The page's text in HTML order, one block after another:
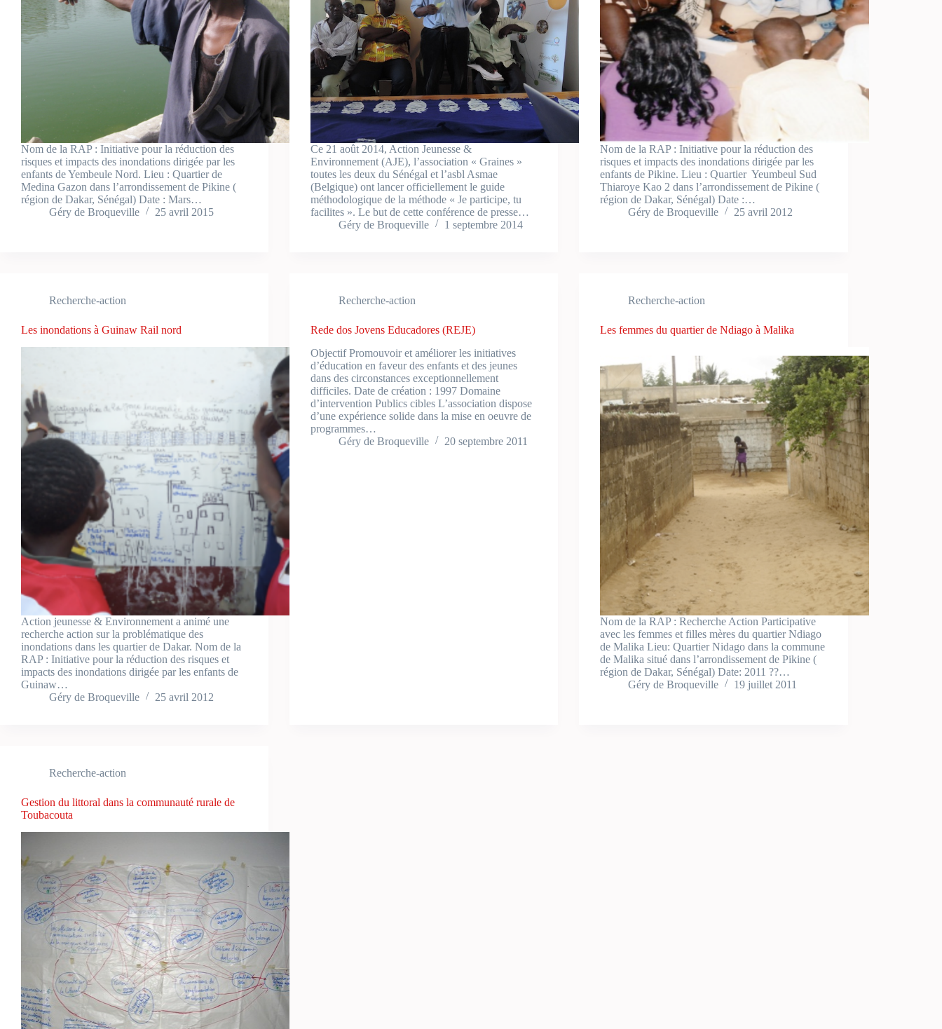
Nom de la RAP : Initiative pour la réduction des
risques et impacts des inondations dirigée par les
enfants de Yembeule Nord. Lieu : Quartier de
Medina Gazon dans l’arrondissement de Pikine (
région de Dakar, Sénégal) Date : Mars…
Géry de Broqueville
25 avril 2015
Ce 21 août 2014, Action Jeunesse &
Environnement (AJE), l’association « Graines »
toutes les deux du Sénégal et l’asbl Asmae
(Belgique) ont lancer officiellement le guide
méthodologique de la méthode « Je participe, tu
facilites ». Le but de cette conférence de presse…
Géry de Broqueville
1 septembre 2014
Nom de la RAP : Initiative pour la réduction des
risques et impacts des inondations dirigée par les
enfants de Pikine. Lieu : Quartier Yeumbeul Sud
Thiaroye Kao 2 dans l’arrondissement de Pikine (
région de Dakar, Sénégal) Date :…
Géry de Broqueville
25 avril 2012
Recherche-action
Les inondations à Guinaw Rail nord
Action jeunesse & Environnement a animé une
recherche action sur la problématique des
inondations dans les quartier de Dakar. Nom de la
RAP : Initiative pour la réduction des risques et
impacts des inondations dirigée par les enfants de
Guinaw…
Géry de Broqueville
25 avril 2012
Recherche-action
Rede dos Jovens Educadores (REJE)
Objectif Promouvoir et améliorer les initiatives
d’éducation en faveur des enfants et des jeunes
dans des circonstances exceptionnellement
difficiles. Date de création : 1997 Domaine
d’intervention Publics cibles L’association dispose
d’une expérience solide dans la mise en oeuvre de
programmes…
Géry de Broqueville
20 septembre 2011
Recherche-action
Les femmes du quartier de Ndiago à Malika
Nom de la RAP : Recherche Action Participative
avec les femmes et filles mères du quartier Ndiago
de Malika Lieu: Quartier Nidago dans la commune
de Malika situé dans l’arrondissement de Pikine (
région de Dakar, Sénégal) Date: 2011 ??…
Géry de Broqueville
19 juillet 2011
Recherche-action
Gestion du littoral dans la communauté rurale de
Toubacouta